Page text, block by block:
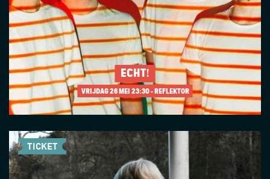
ECHT!
VRIJDAG 26 MEI 23:30 - REFLEKTOR
TICKET